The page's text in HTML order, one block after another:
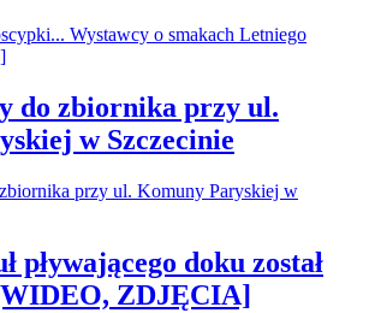
do zbiornika przy ul.
w Szczecinie
pływającego doku został
ZDJĘCIA]